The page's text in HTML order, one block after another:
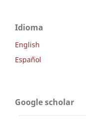
Idioma
English
Español
Google scholar